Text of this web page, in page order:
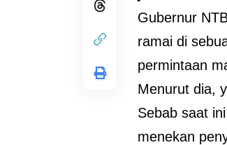
Gubernur
ramai di
permintaan
Menurut dia,
Sebab saat
menekan